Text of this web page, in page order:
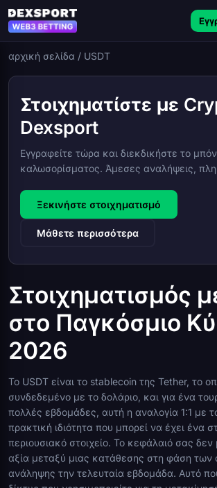
αρχική σελίδα / USDT
Στοιχηματίστε με
Dexsport
Εγγραφείτε τώρα και διεκδικήστε το
καλωσορίσματος. Άμεσες αναλήψεις,
Ξεκινήστε στοιχηματισμό
Μάθετε περισσότερα
Στοιχηματισμός
στο Παγκόσμιο
2026
Το USDT είναι το stablecoin της Tether, το
συνδεδεμένο με το δολάριο, και για ένα
πολλές εβδομάδες, αυτή η αναλογία 1:1 με
πρακτική ιδιότητα που μπορεί να έχει ένα
περιουσιακό στοιχείο. Το κεφάλαιό σας
αξία μεταξύ μιας κατάθεσης στη φάση των
ανάληψης την τελευταία εβδομάδα. Αυτό